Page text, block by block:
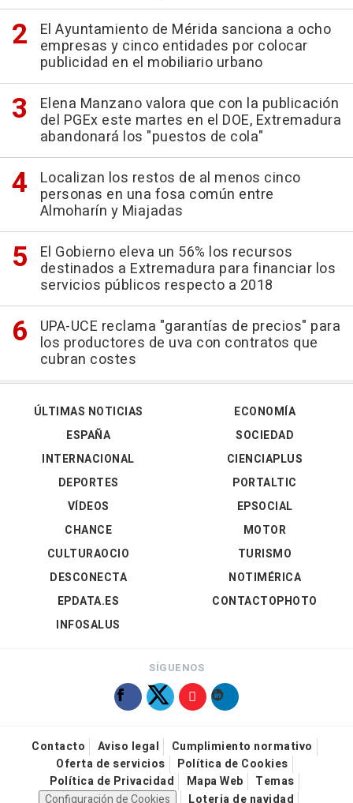
El Ayuntamiento de Mérida sanciona a ocho
empresas y cinco entidades por colocar
publicidad en el mobiliario urbano
Elena Manzano valora que con la publicación
del PGEx este martes en el DOE, Extremadura
abandonará los "puestos de cola"
Localizan los restos de al menos cinco
personas en una fosa común entre
Almoharín y Miajadas
El Gobierno eleva un 56% los recursos
destinados a Extremadura para financiar los
servicios públicos respecto a 2018
UPA-UCE reclama "garantías de precios" para
los productores de uva con contratos que
cubran costes
ÚLTIMAS NOTICIAS
ESPAÑA
INTERNACIONAL
DEPORTES
VÍDEOS
ECONOMÍA
SOCIEDAD
CIENCIAPLUS
PORTALTIC
EPSOCIAL
CHANCE
CULTURAOCIO
DESCONECTA
EPDATA.ES
INFOSALUS
MOTOR
TURISMO
NOTIMÉRICA
CONTACTOPHOTO
SÍGUENOS
Contacto Aviso legal
Cumplimiento normativo
Oferta de servicios
Política de Cookies
Política de Privacidad
Mapa Web
Temas
Configuración de Cookies
Loteria de navidad